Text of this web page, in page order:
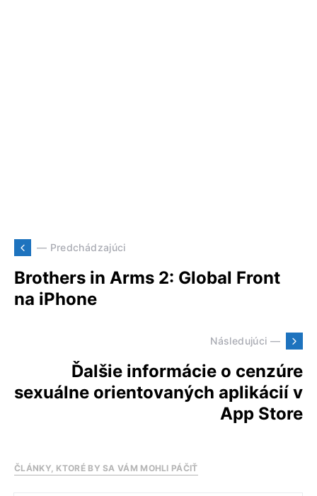
— Predchádzajúci
Brothers in Arms 2: Global Front
na iPhone
Následujúci —
Ďalšie informácie o cenzúre
sexuálne orientovaných aplikácií v
App Store
ČLÁNKY, KTORÉ BY SA VÁM MOHLI PÁČIŤ